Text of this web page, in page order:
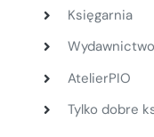
Księgarnia
Wydawnictwo
AtelierPIO
Tylko dobre